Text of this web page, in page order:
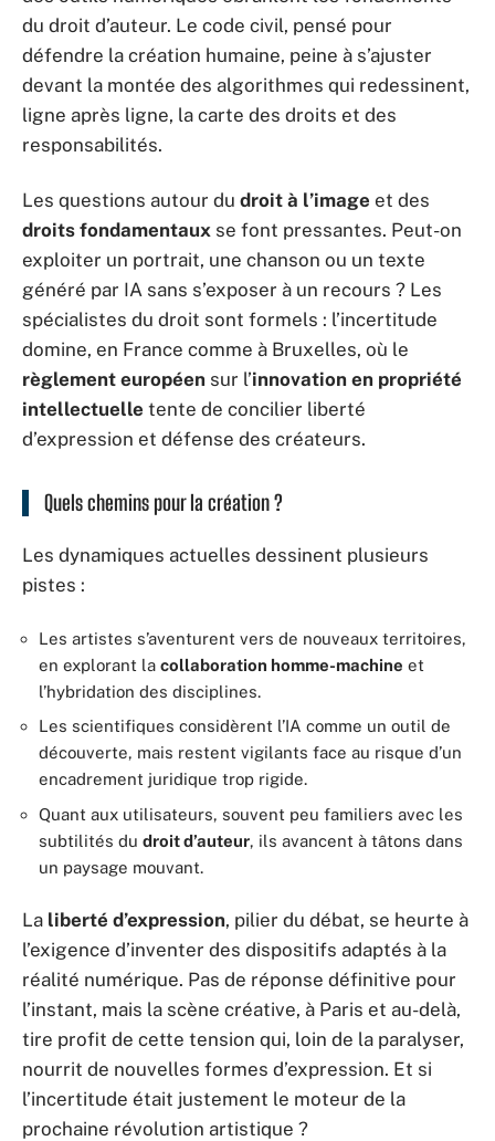
du droit d’auteur. Le code civil, pensé pour
défendre la création humaine, peine à s’ajuster
devant la montée des algorithmes qui redessinent,
ligne après ligne, la carte des droits et des
responsabilités.
Les questions autour du droit à l’image et des
droits fondamentaux se font pressantes. Peut-on
exploiter un portrait, une chanson ou un texte
généré par IA sans s’exposer à un recours ? Les
spécialistes du droit sont formels : l’incertitude
domine, en France comme à Bruxelles, où le
règlement européen sur l’innovation en propriété
intellectuelle tente de concilier liberté
d’expression et défense des créateurs.
Quels chemins pour la création ?
Les dynamiques actuelles dessinent plusieurs
pistes :
Les artistes s’aventurent vers de nouveaux territoires,
en explorant la collaboration homme-machine et
l’hybridation des disciplines.
Les scientifiques considèrent l’IA comme un outil de
découverte, mais restent vigilants face au risque d’un
encadrement juridique trop rigide.
Quant aux utilisateurs, souvent peu familiers avec les
subtilités du droit d’auteur, ils avancent à tâtons dans
un paysage mouvant.
La liberté d’expression, pilier du débat, se heurte à
l’exigence d’inventer des dispositifs adaptés à la
réalité numérique. Pas de réponse définitive pour
l’instant, mais la scène créative, à Paris et au-delà,
tire profit de cette tension qui, loin de la paralyser,
nourrit de nouvelles formes d’expression. Et si
l’incertitude était justement le moteur de la
prochaine révolution artistique ?